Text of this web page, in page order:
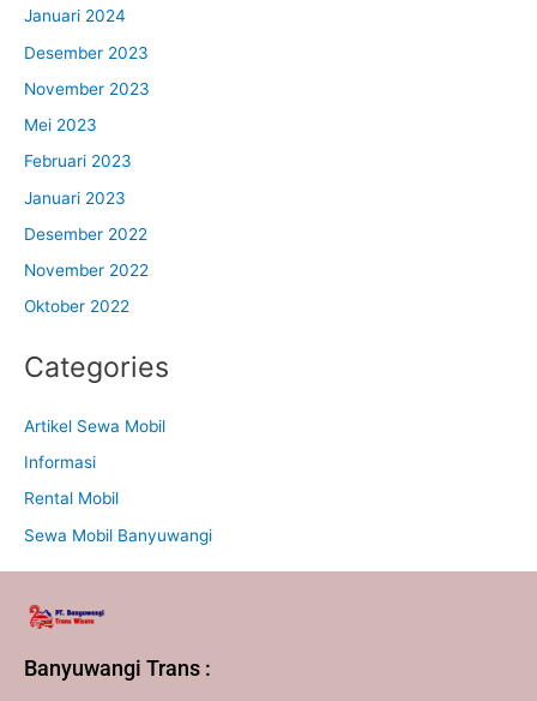
Januari 2024
Desember 2023
November 2023
Mei 2023
Februari 2023
Januari 2023
Desember 2022
November 2022
Oktober 2022
Categories
Artikel Sewa Mobil
Informasi
Rental Mobil
Sewa Mobil Banyuwangi
Banyuwangi Trans :